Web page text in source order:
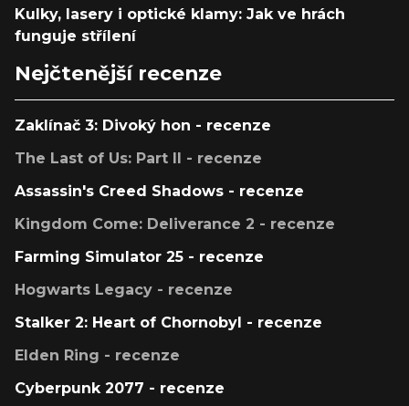
Kulky, lasery i optické klamy: Jak ve hrách
funguje střílení
Nejčtenější recenze
Zaklínač 3: Divoký hon - recenze
The Last of Us: Part II - recenze
Assassin's Creed Shadows - recenze
Kingdom Come: Deliverance 2 - recenze
Farming Simulator 25 - recenze
Hogwarts Legacy - recenze
Stalker 2: Heart of Chornobyl - recenze
Elden Ring - recenze
Cyberpunk 2077 - recenze